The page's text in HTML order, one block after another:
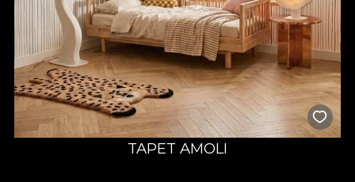
TAPET AMOLI